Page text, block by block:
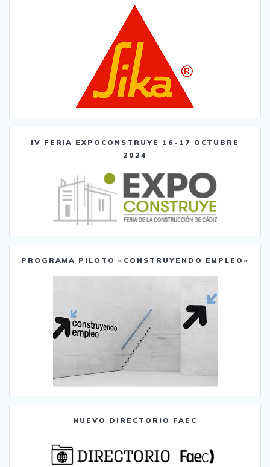
IV FERIA EXPOCONSTRUYE 16-17 OCTUBRE
2024
PROGRAMA PILOTO «CONSTRUYENDO EMPLEO»
NUEVO DIRECTORIO FAEC